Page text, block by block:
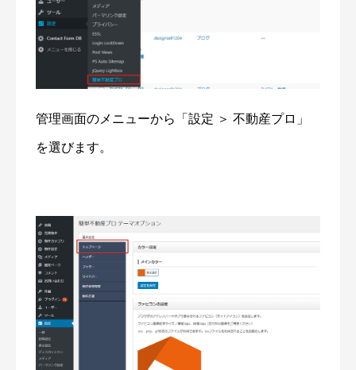
管理画面のメニューから「設定 ＞ 不動産プロ」
を選びます。